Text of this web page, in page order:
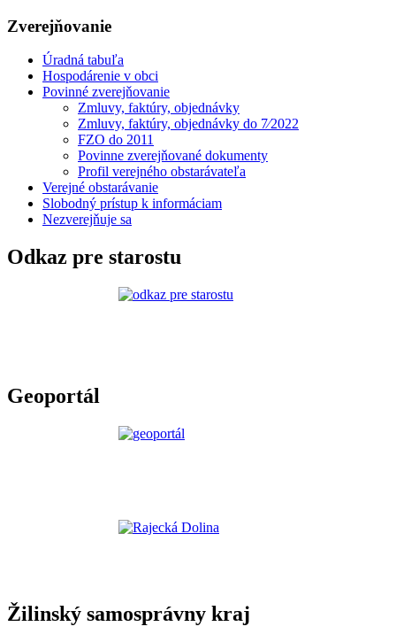
Zverejňovanie
Úradná tabuľa
Hospodárenie v obci
Povinné zverejňovanie
Zmluvy, faktúry, objednávky
Zmluvy, faktúry, objednávky do 7⁄2022
FZO do 2011
Povinne zverejňované dokumenty
Profil verejného obstarávateľa
Verejné obstarávanie
Slobodný prístup k informáciam
Nezverejňuje sa
Odkaz pre starostu
Geoportál
Žilinský samosprávny kraj